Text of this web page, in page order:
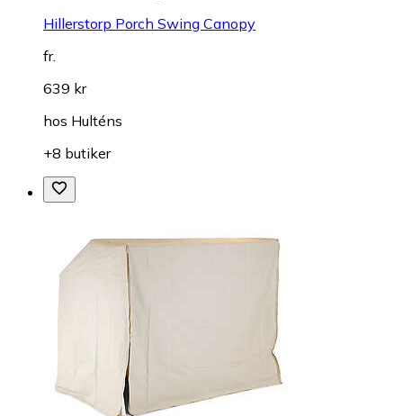
Hillerstorp Porch Swing Canopy
fr.
639 kr
hos Hulténs
+8 butiker